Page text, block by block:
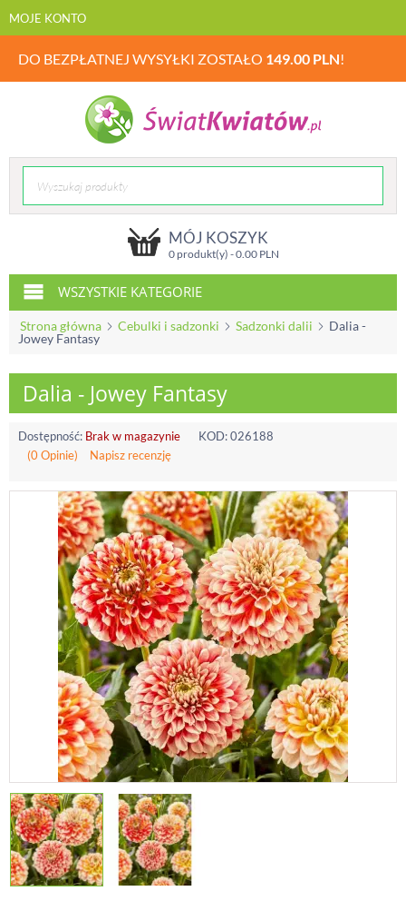
MOJE KONTO
DO BEZPŁATNEJ WYSYŁKI ZOSTAŁO 149.00 PLN!
MÓJ KOSZYK
0 produkt(y) -0.00PLN
WSZYSTKIE KATEGORIE
Strona główna Cebulki i sadzonki Sadzonki dalii
Dalia -
Jowey Fantasy
Dalia - Jowey Fantasy
Dostępność: Brak w magazynie KOD:026188
(0 Opinie)
Napisz recenzję